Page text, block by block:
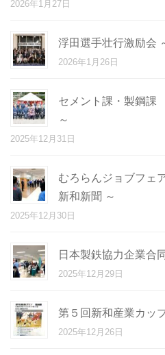
2026年1月27日
浮田選手壮行激励会
2026年1月26日
セメント課・製鋼課
～
2025年12月31日
むろらんジョブフェ
新和新聞 ～
2025年12月30日
日本製鉄協力企業合
2025年12月29日
第５回新和産業カッ
2025年12月26日